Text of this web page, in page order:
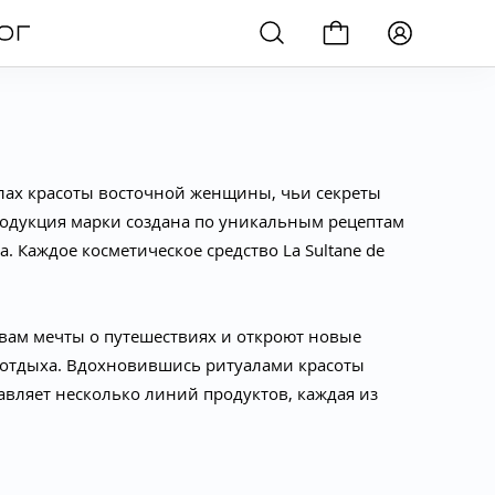
красоты восточной женщины, чьи секреты
марки создана по уникальным рецептам
косметическое средство La Sultane de
мечты о путешествиях и откроют новые
Вдохновившись ритуалами красоты
несколько линий продуктов, каждая из